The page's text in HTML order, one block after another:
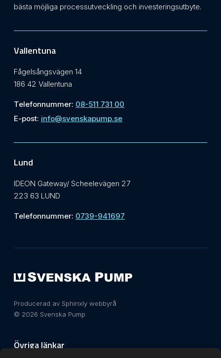
bästa möjliga processutveckling och investeringsutbyte.
Vallentuna
Fågelsångsvägen 14
186 42 Vallentuna
Telefonnummer: 08-511 731 00
E-post: info@svenskapump.se
Lund
IDEON Gateway/ Scheelevägen 27
223 63 LUND
Telefonnummer: 0739-941697
Producerad av Sphinxly webbyrå
© 2026 Svenska Pump
Övriga länkar